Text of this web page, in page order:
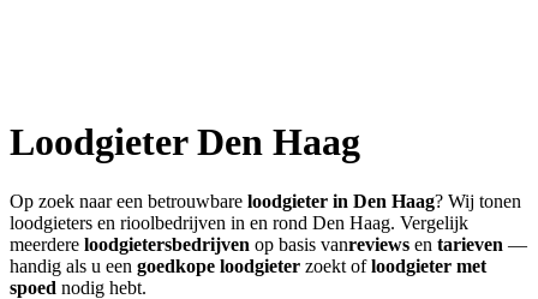
LoodgieterDen Haag
Op zoek naar een betrouwbare loodgieter in Den Haag? Wij tonen
loodgieters en rioolbedrijven in en rond Den Haag. Vergelijk
meerdere loodgietersbedrijven op basis vanreviews en tarieven —
handig als u een goedkope loodgieter zoekt ofloodgieter met
spoed nodig hebt.